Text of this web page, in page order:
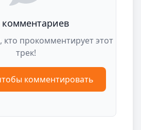
комментариев
кто прокомментирует этот
трек!
комментировать